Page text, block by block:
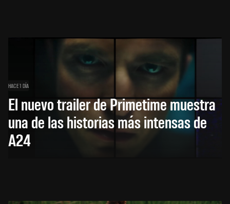
HACE 1 DÍA
El nuevo trailer de Primetime muestra
una de las historias más intensas de
A24